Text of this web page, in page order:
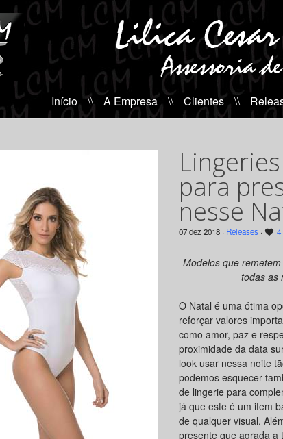
Início \\ A Empresa \\ Clientes \\
para
nesse
07 dez 2018 · Releases · 4
Modelos que
todas as
O Natal é uma ótima
reforçar valores
como amor, paz e
proximidade da data
look usar nessa noite
podemos esquecer
de lingerie para
já que este é um item
de qualquer visual.
presente que agrada a